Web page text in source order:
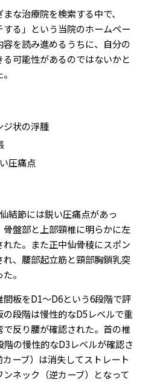
な治療院を検索する中で、
する」という当院のホームペー
を読み進めるうちに、自分の
可能性があるのではないかと
ジ状の浮腫
圧痛点
結節には鋭い圧痛点があっ
盤部と上部頸椎に明らかに左
た。また正中仙骨稜にスポン
、腰部起立筋と頸部胸鎖乳突
。
板をD1～D6という6段階で評
段階は慢性的なD5レベルで重
反り腰が確認された。首の椎
の慢性的なD3レベルが確認さ
ーブ）は消失してストレート
ネック（逆カーブ）となって